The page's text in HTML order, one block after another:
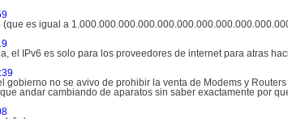
es igual a
el IPv6 es solo para los proveedores de internet para atras
gobierno no se avivo de prohibir la venta de Modems y
andar cambiando de aparatos sin saber exactamente por